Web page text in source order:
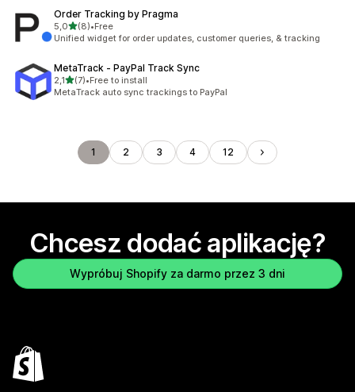
Order Tracking by Pragma
5,0na 5 gwiazdek
(8)
Łączna liczba recenzji: 8
•Free
Unified widget for order updates, customer queries, & tracking
MetaTrack ‑ PayPal Track Sync
2,1na 5 gwiazdek
(7)
Łączna liczba recenzji: 7
•Free to install
MetaTrack auto sync trackings to PayPal
1 2 3 4 12
Chcesz dodać aplikację?
Wypróbuj Shopify za darmo przez 3 dni